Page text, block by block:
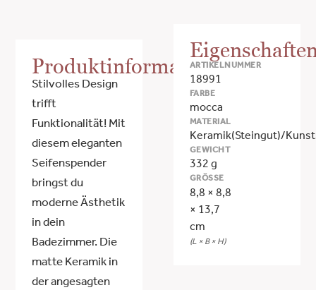
Produktinformationen
Stilvolles Design
trifft
Funktionalität! Mit
diesem eleganten
Seifenspender
bringst du
moderne Ästhetik
in dein
Badezimmer. Die
matte Keramik in
der angesagten
ARTIKELNUMMER
18991
FARBE
mocca
MATERIAL
Keramik(Steingut)/
GEWICHT
332 g
GRÖSSE
8,8 × 8,8
× 13,7
cm
(L × B × H)